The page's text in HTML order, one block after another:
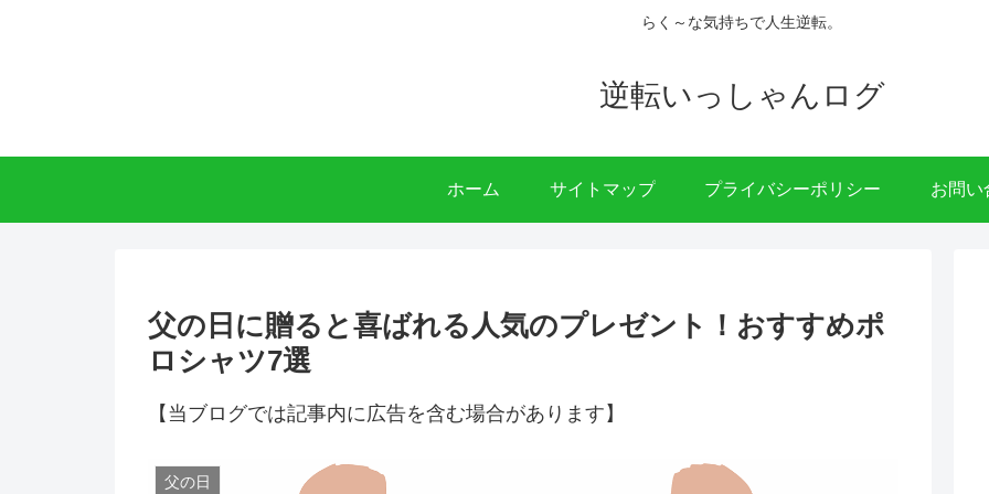
らく～な気持ちで人生逆転。
逆転いっしゃんログ
ホーム サイトマップ プライバシーポリシー お問い
父の日に贈ると喜ばれる人気のプレゼント！おすすめポ
ロシャツ7選
【当ブログでは記事内に広告を含む場合があります】
父の日